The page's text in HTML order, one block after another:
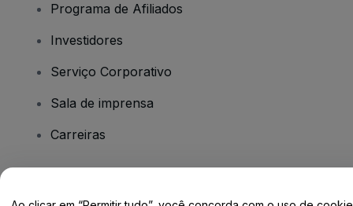
Programa de Afiliados
Investidores
Serviço Corporativo
Sala de imprensa
Carreiras